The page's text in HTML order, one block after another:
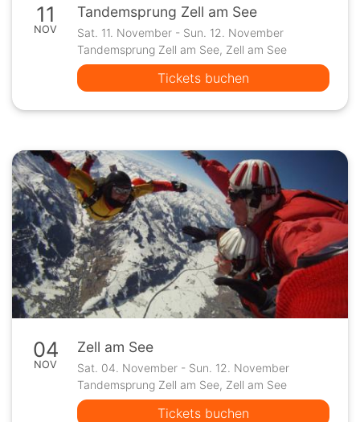
11
NOV
Tandemsprung Zell am See
Sat. 11. November - Sun. 12. November
Tandemsprung Zell am See, Zell am See
Tickets buchen
04
NOV
Zell am See
Sat. 04. November - Sun. 12. November
Tandemsprung Zell am See, Zell am See
Tickets buchen